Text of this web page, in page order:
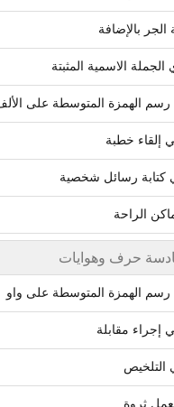
بالإضافة
الاسمية المثبتة
الهمزة المتوسطة على
إلقاء خطبة
كتابة رسائل شخصية
الراحة
حرف وهوايات
الهمزة المتوسطة على واو
مقابلة
التلخيص
ثروة